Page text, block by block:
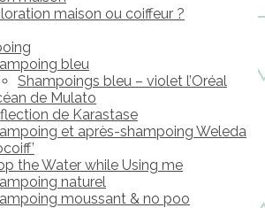
maison ou coiffeur ?
bleu
Shampoings bleu – violet l’Oréal
de Mulato
de Karastase
et après-shampoing Weleda
the Water while Using me
naturel
moussant & no poo